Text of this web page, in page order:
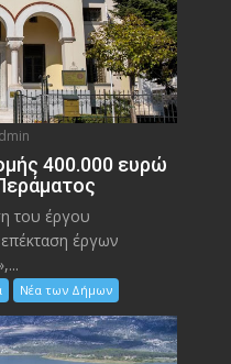
400.000 ευρώ
του έργου
έργων
Νέα των Δήμων